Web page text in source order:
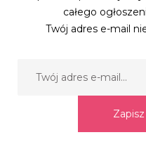
całego
Twój adres e-mail